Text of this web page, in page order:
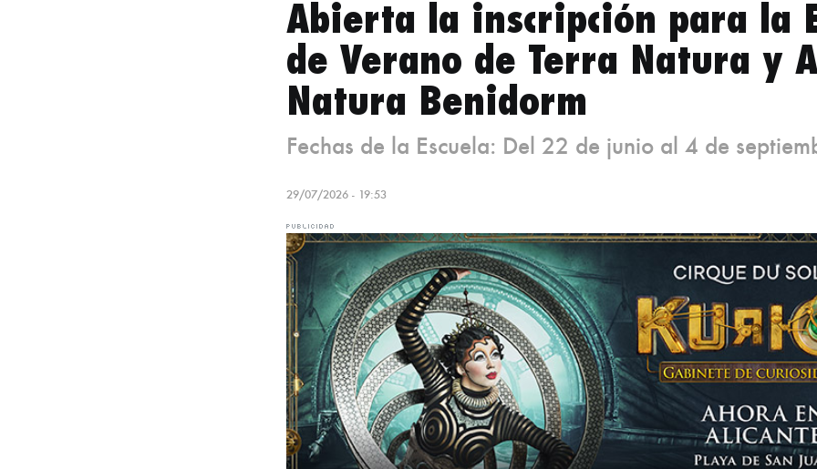
Abierta la inscripción para la
de Verano de Terra Natura y
Natura Benidorm
Fechas de la Escuela: Del 22 de junio al 4 de
29/07/2026 - 19:53